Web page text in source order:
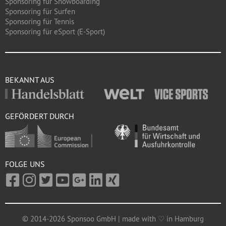
Sponsoring für Surfen
Sponsoring für Tennis
Sponsoring für eSport (E-Sport)
BEKANNT AUS
GEFÖRDERT DURCH
FOLGE UNS
© 2014-2026 Sponsoo GmbH | made with ♡ in Hamburg